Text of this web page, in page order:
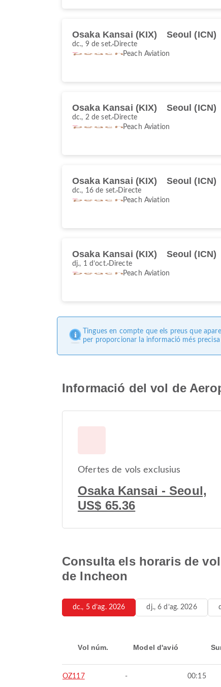
Osaka Kansai (KIX) Seoul (ICN)
dc., 9 de set. Directe
Peach Aviation
Osaka Kansai (KIX) Seoul (ICN)
dc., 2 de set. Directe
Peach Aviation
Osaka Kansai (KIX) Seoul (ICN)
dc., 16 de set. Directe
Peach Aviation
Osaka Kansai (KIX) Seoul (ICN)
dj., 1 d’oct. Directe
Peach Aviation
Tingues en compte que els preus que
per proporcionar la informació més
Informació del vol de
Ofertes de vols exclusius
Osaka Kansai - Seoul,
US$ 65.36
Consulta els horaris de
de Incheon
dc., 5 d’ag. 2026 dj., 6 d’ag. 2026
Vol núm. Model d'avió
OZ117 - 00:15